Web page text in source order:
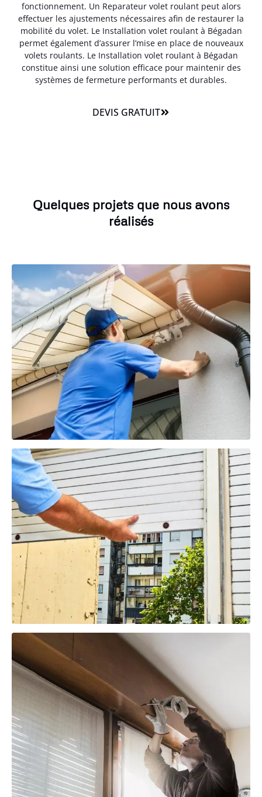
fonctionnement. Un Reparateur volet roulant peut alors
effectuer les ajustements nécessaires afin de restaurer la
mobilité du volet. Le Installation volet roulant à Bégadan
permet également d’assurer l’mise en place de nouveaux
volets roulants. Le Installation volet roulant à Bégadan
constitue ainsi une solution efficace pour maintenir des
systèmes de fermeture performants et durables.
DEVIS GRATUIT
Quelques projets que nous avons
réalisés